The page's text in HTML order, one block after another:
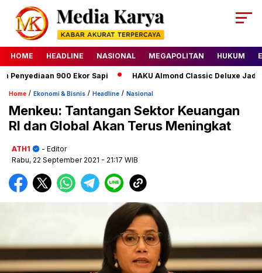
HOME HEADLINE NASIONAL MEGAPOLITAN HUKUM
900 Ekor Sapi HAKU Almond Classic Deluxe Jadi
Home / Ekonomi & Bisnis / Headline / Nasional
Menkeu: Tantangan Sektor Keuangan
RI dan Global Akan Terus Meningkat
ATH1
- Editor
Rabu, 22 September 2021 - 21:17 WIB